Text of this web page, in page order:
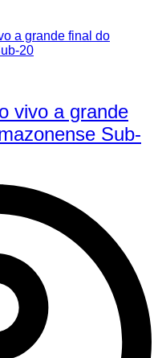
vivo a grande
Sub-